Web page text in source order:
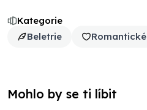
Kategorie
Beletrie
Romantické
Mohlo by se ti líbit